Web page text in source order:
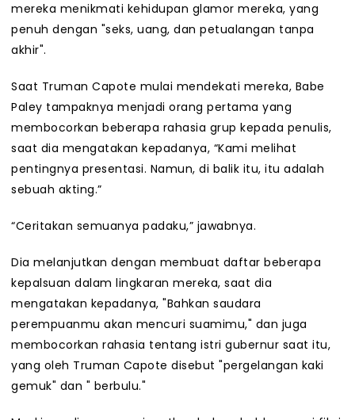
mereka menikmati kehidupan glamor mereka, yang
penuh dengan "seks, uang, dan petualangan tanpa
akhir".
Saat Truman Capote mulai mendekati mereka, Babe
Paley tampaknya menjadi orang pertama yang
membocorkan beberapa rahasia grup kepada penulis,
saat dia mengatakan kepadanya, “Kami melihat
pentingnya presentasi. Namun, di balik itu, itu adalah
sebuah akting.”
“Ceritakan semuanya padaku,” jawabnya.
Dia melanjutkan dengan membuat daftar beberapa
kepalsuan dalam lingkaran mereka, saat dia
mengatakan kepadanya, "Bahkan saudara
perempuanmu akan mencuri suamimu," dan juga
membocorkan rahasia tentang istri gubernur saat itu,
yang oleh Truman Capote disebut "pergelangan kaki
gemuk" dan " berbulu."